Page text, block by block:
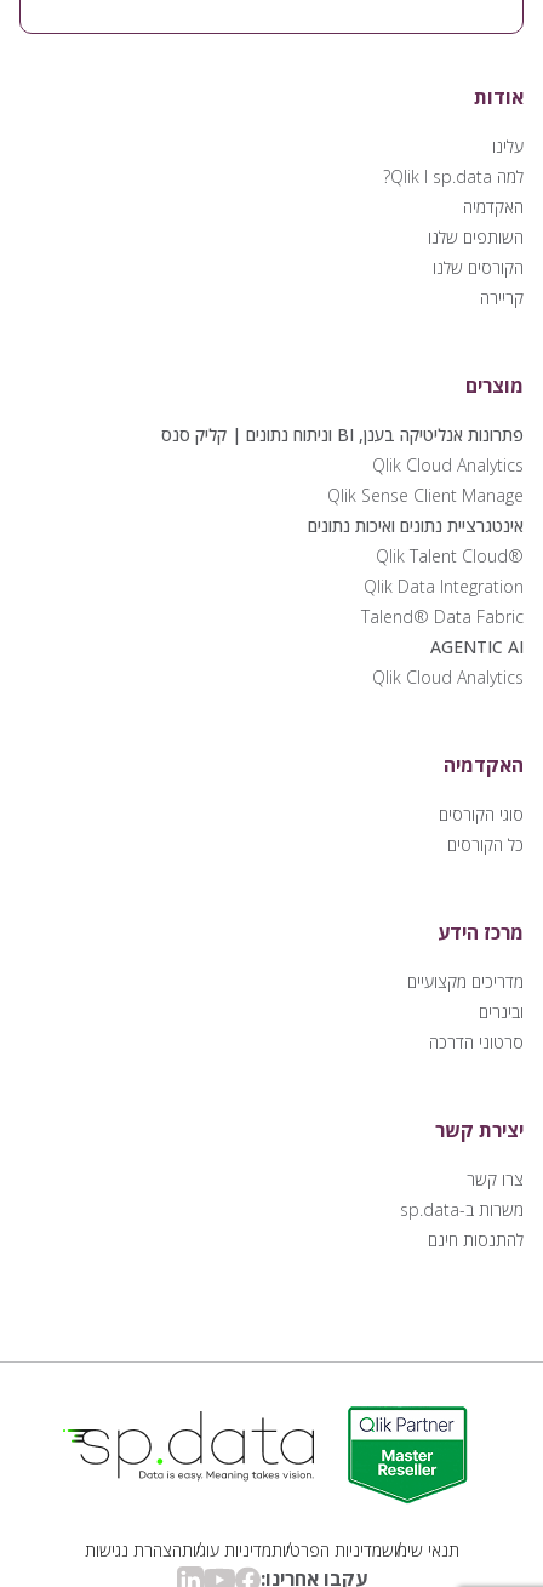
אודות
עלינו
למה Qlik I sp.data?
האקדמיה
השותפים שלנו
הקורסים שלנו
קריירה
מוצרים
פתרונות אנליטיקה בענן, BI וניתוח נתונים | קליק סנס
Qlik Cloud Analytics
Qlik Sense Client Manage
אינטגרציית נתונים ואיכות נתונים
®Qlik Talent Cloud
Qlik Data Integration
Talend® Data Fabric
AGENTIC AI
Qlik Cloud Analytics
האקדמיה
סוגי הקורסים
כל הקורסים
מרכז הידע
מדריכים מקצועיים
ובינרים
סרטוני הדרכה
יצירת קשר
צרו קשר
משרות ב-sp.data
להתנסות חינם
תנאי שימושמדיניות הפרטיותמדיניות עוגיותהצהרת נגישות
עקבו אחרינו: